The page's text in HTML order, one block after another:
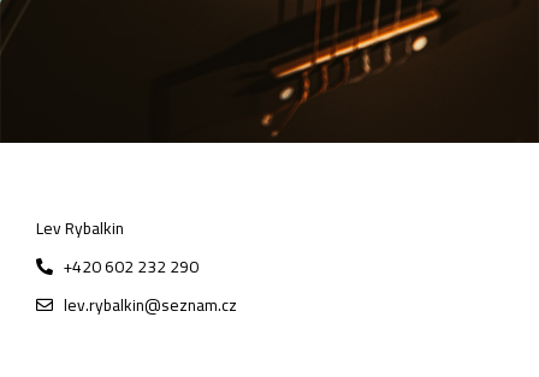
Lev Rybalkin
+420 602 232 290
lev.rybalkin@seznam.cz